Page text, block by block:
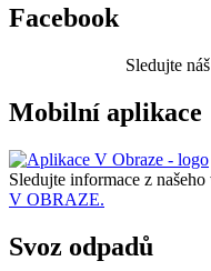
Facebook
Sledujte
Mobilní aplikace
Sledujte informace z
V OBRAZE.
Svoz odpadů